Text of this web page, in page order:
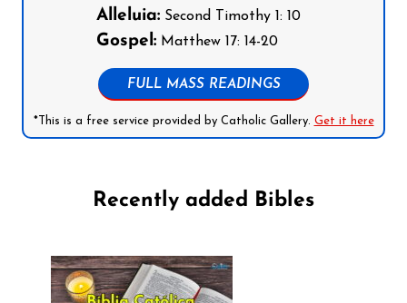
Alleluia:Second Timothy 1: 10
Gospel:Matthew 17: 14-20
FULL MASS READINGS
*This is a free service provided by Catholic Gallery. Get it here
Recently added Bibles